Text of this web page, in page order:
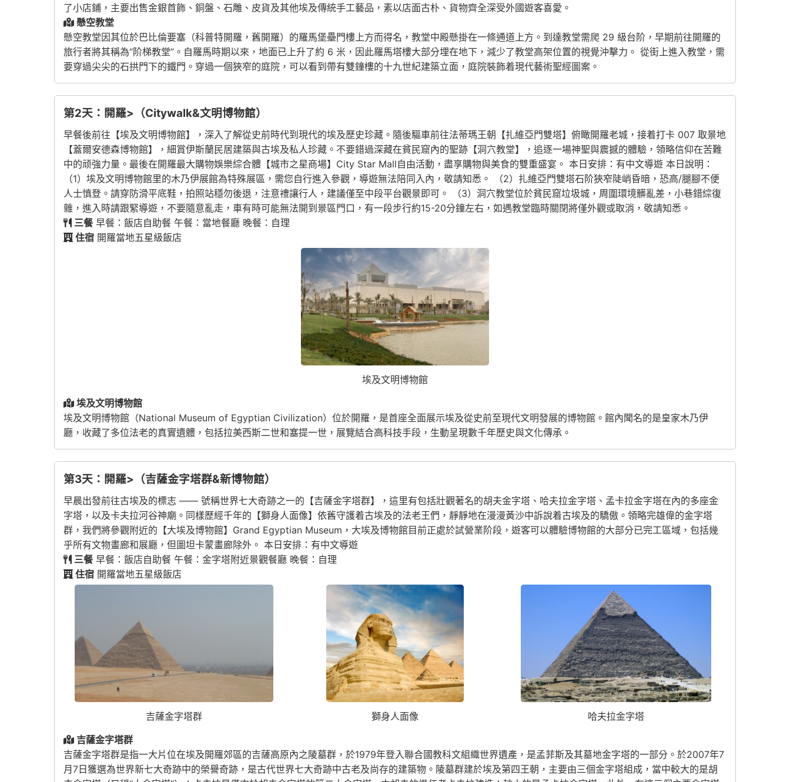
了小店鋪，主要出售金銀首飾、銅盤、石雕、皮貨及其他埃及傳統手工藝品，素以店面古朴、貨物齊全深受外國遊客喜愛。
懸空教堂
懸空教堂因其位於巴比倫要塞（科普特開羅，舊開羅）的羅馬堡壘門樓上方而得名，教堂中殿懸掛在一條通道上方。到達教堂需爬 29 級台阶，早期前往開羅的
旅行者將其稱為“阶梯教堂”。自羅馬時期以來，地面已上升了約 6 米，因此羅馬塔樓大部分埋在地下，減少了教堂高架位置的視覺沖擊力。 從街上進入教堂，需
要穿過尖尖的石拱門下的鐵門。穿過一個狹窄的庭院，可以看到帶有雙鐘樓的十九世紀建築立面，庭院裝飾着現代藝術聖經圖案。
第2天：開羅>（Citywalk&文明博物館）
早餐後前往【埃及文明博物館】，深入了解從史前時代到現代的埃及歷史珍藏。隨後驅車前往法蒂瑪王朝【扎維亞門雙塔】俯瞰開羅老城，接着打卡 007 取景地
【蓋爾安德森博物館】，細賞伊斯蘭民居建築與古埃及私人珍藏。不要錯過深藏在貧民窟內的聖跡【洞穴教堂】，追逐一場神聖與震撼的體驗，領略信仰在苦難
中的顽強力量。最後在開羅最大購物娛樂綜合體【城市之星商場】City Star Mall自由活動，盡享購物與美食的雙重盛宴。 本日安排：有中文導遊 本日說明：
（1）埃及文明博物館里的木乃伊展館為特殊展區，需您自行進入參觀，導遊無法陪同入內，敬請知悉。 （2）扎維亞門雙塔石阶狹窄陡峭昏暗，恐高/腿腳不便
人士慎登。請穿防滑平底鞋，拍照站穩勿後退，注意禮讓行人，建議僅至中段平台觀景即可。 （3）洞穴教堂位於貧民窟垃圾城，周圍環境髒亂差，小巷錯綜復
雜，進入時請跟緊導遊，不要隨意亂走，車有時可能無法開到景區門口，有一段步行約15-20分鐘左右，如遇教堂臨時關閉將僅外觀或取消，敬請知悉。
三餐早餐：飯店自助餐 午餐：當地餐廳 晚餐：自理
住宿 開羅當地五星級飯店
埃及文明博物館
埃及文明博物館
埃及文明博物館（National Museum of Egyptian Civilization）位於開羅，是首座全面展示埃及從史前至現代文明發展的博物館。館內聞名的是皇家木乃伊
廳，收藏了多位法老的真實遺體，包括拉美西斯二世和塞提一世，展覽結合高科技手段，生動呈現數千年歷史與文化傳承。
第3天：開羅>（吉薩金字塔群&新博物館）
早晨出發前往古埃及的標志 —— 號稱世界七大奇跡之一的【吉薩金字塔群】，這里有包括壯觀著名的胡夫金字塔、哈夫拉金字塔、孟卡拉金字塔在內的多座金
字塔，以及卡夫拉河谷神廟。同樣歷經千年的【獅身人面像】依舊守護着古埃及的法老王們，靜靜地在漫漫黃沙中訴說着古埃及的驕傲。領略完雄偉的金字塔
群，我們將參觀附近的【大埃及博物館】Grand Egyptian Museum，大埃及博物館目前正處於試營業阶段，遊客可以體驗博物館的大部分已完工區域，包括幾
乎所有文物畫廊和展廳，但圖坦卡蒙畫廊除外。 本日安排：有中文導遊
三餐早餐：飯店自助餐 午餐：金字塔附近景觀餐廳 晚餐：自理
住宿 開羅當地五星級飯店
吉薩金字塔群 獅身人面像
哈夫拉金字塔
吉薩金字塔群
吉薩金字塔群是指一大片位在埃及開羅郊區的吉薩高原內之陵墓群，於1979年登入聯合國教科文組織世界遺產，是孟菲斯及其墓地金字塔的一部分。於2007年7
月7日獲選為世界新七大奇跡中的榮譽奇跡，是古代世界七大奇跡中古老及尚存的建築物。陵墓群建於埃及第四王朝，主要由三個金字塔組成，當中較大的是胡